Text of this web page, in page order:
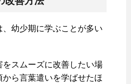
幼少期に学ぶことが多い
スムーズに改善したい場
ら言葉遣いを学ばせたほ